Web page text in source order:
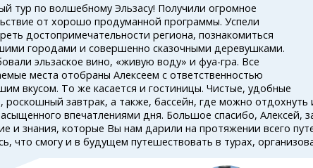
тур по волшебному Эльзасу! Получили огромное
от хорошо продуманной программы. Успели
достопримечательности региона, познакомиться
городами и совершенно сказочными деревушками.
эльзаское вино, «живую воду» и фуа-гра. Все
места отобраны Алексеем с ответственностью
вкусом. То же касается и гостиницы. Чистые, удобные
роскошный завтрак, а также, бассейн, где можно отдохнуть
впечатлениями дня. Большое спасибо, Алексей,
и знания, которые Вы нам дарили на протяжении всего
что смогу и в будущем путешествовать в турах,